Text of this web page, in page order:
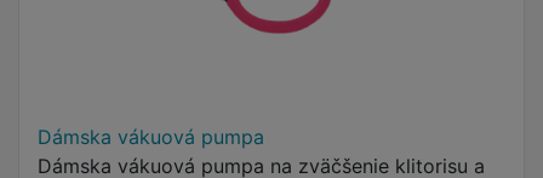
Dámska vákuová pumpa
Dámska vákuová pumpa na zväčšenie klitorisu a